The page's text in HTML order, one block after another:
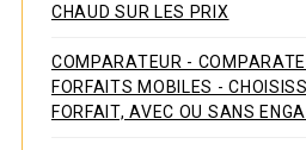
CHAUD SUR LES PRIX
COMPARATEUR -
FORFAITS MOBILES -
FORFAIT, AVEC OU SANS